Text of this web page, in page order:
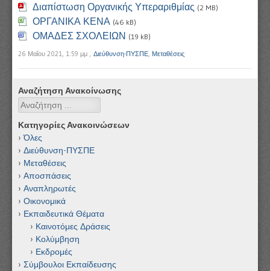
Διαπίστωση Οργανικής Υπεραριθμίας (2 MB)
ΟΡΓΑΝΙΚΑ ΚΕΝΑ (46 kB)
ΟΜΑΔΕΣ ΣΧΟΛΕΙΩΝ (19 kB)
26 Μαΐου 2021, 1:59 μμ , Διεύθυνση-ΠΥΣΠΕ, Μεταθέσεις
Αναζήτηση Ανακοίνωσης
Αναζήτηση
Κατηγορίες Ανακοινώσεων
Όλες
Διεύθυνση-ΠΥΣΠΕ
Μεταθέσεις
Αποσπάσεις
Αναπληρωτές
Οικονομικά
Εκπαιδευτικά Θέματα
Καινοτόμες Δράσεις
Κολύμβηση
Εκδρομές
Σύμβουλοι Εκπαίδευσης